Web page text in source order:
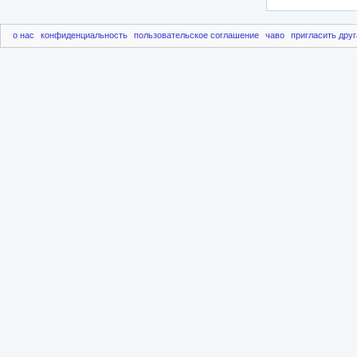
о нас конфиденциальность пользовательское соглашение чаво пригласить